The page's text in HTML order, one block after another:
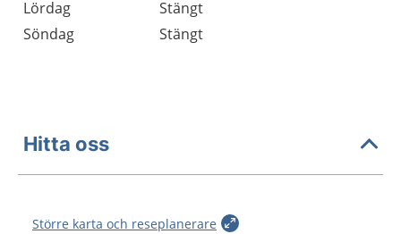
Lördag
Stängt
Söndag
Stängt
Hitta oss
Större karta och reseplanerare